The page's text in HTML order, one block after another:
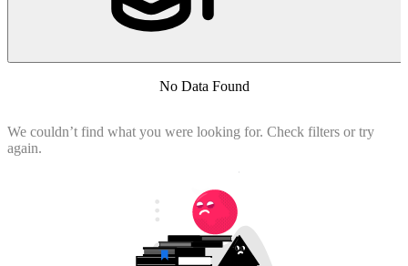
No Data Found
We couldn’t find what you were looking for. Check filters or try
again.